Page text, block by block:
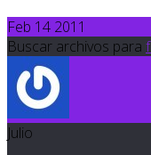
Feb 14 2011
Buscar archivos para
Julio